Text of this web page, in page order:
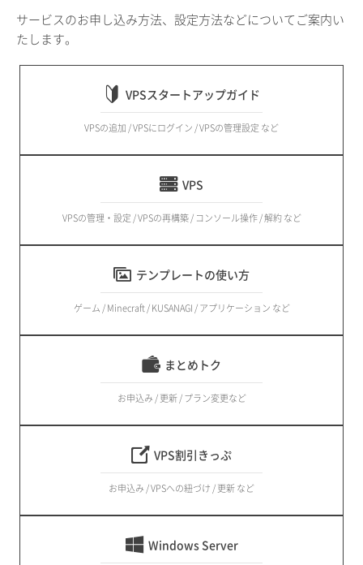
サービスのお申し込み方法、設定方法などについてご案内い
たします。
VPSスタートアップガイド
VPSの追加 / VPSにログイン / VPSの管理設定 など
VPS
VPSの管理・設定 / VPSの再構築 / コンソール操作 / 解約 など
テンプレートの使い方
ゲーム / Minecraft / KUSANAGI / アプリケーション など
まとめトク
お申込み / 更新 / プラン変更など
VPS割引きっぷ
お申込み / VPSへの紐づけ / 更新 など
Windows Server